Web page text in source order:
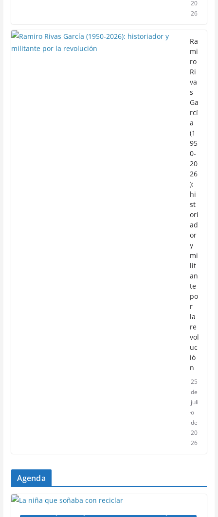
20
26
Ra
mi
ro
Ri
va
s
Ga
rcí
a
(1
95
0-
20
26
):
hi
st
ori
ad
or
y
mi
lit
an
te
po
r
la
re
vol
uc
ió
n
25
de
juli
o
de
20
26
Agenda